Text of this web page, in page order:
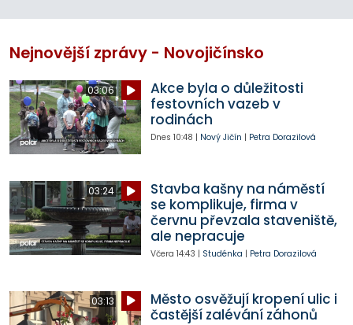
Nejnovější zprávy - Novojičínsko
03:06
Akce byla o důležitosti
festovních vazeb v
rodinách
Dnes 10:48 | Nový Jičín | Petra Dorazilová
03:24
Stavba kašny na náměstí
se komplikuje, firma v
červnu převzala staveniště,
ale nepracuje
Včera 14:43 | Studénka | Petra Dorazilová
03:13
Město osvěžují kropení ulic i
častější zalévání záhonů